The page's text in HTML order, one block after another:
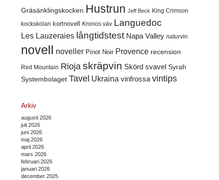
Gräsänklingskocken Hustrun Jeff Beck King Crimson
kockskolan kortnovell Kronos väv Languedoc
Les Lauzeraies långtidstest Napa Valley naturvin
novell noveller Pinot Noir Provence recension
Red Mountain Rioja skräpvin Skörd svavel Syrah
Systembolaget Tavel Ukraina vinfrossa vintips
Arkiv
augusti 2026
juli 2026
juni 2026
maj 2026
april 2026
mars 2026
februari 2026
januari 2026
december 2025